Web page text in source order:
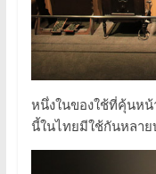
หนึ่งในของใช้ที่คุ้นหน้
นี้ในไทยมีใช้กันหลา